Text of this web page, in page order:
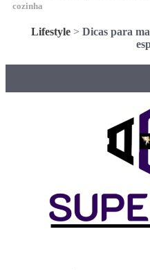
cozinha
Lifestyle > Dicas para